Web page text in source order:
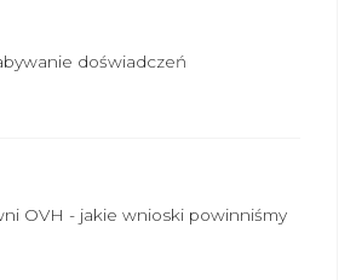
doświadczeń
OVH - jakie wnioski powinniśmy